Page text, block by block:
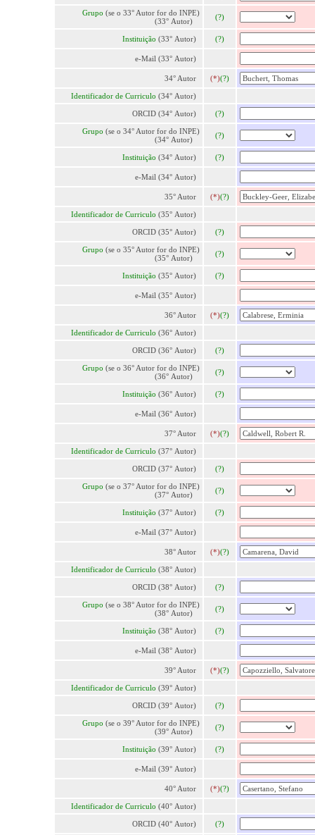
Grupo (se o 33° Autor for do INPE)
(33° Autor)
(?)
Instituição (33° Autor) (?)
e-Mail (33° Autor)
34° Autor (*)(?)
Identificador de Curriculo (34° Autor)
ORCID (34° Autor) (?)
Grupo (se o 34° Autor for do INPE)
(34° Autor)
(?)
Instituição (34° Autor) (?)
e-Mail (34° Autor)
35° Autor (*)(?)
Identificador de Curriculo (35° Autor)
ORCID (35° Autor) (?)
Grupo (se o 35° Autor for do INPE)
(35° Autor)
(?)
Instituição (35° Autor) (?)
e-Mail (35° Autor)
36° Autor (*)(?)
Identificador de Curriculo (36° Autor)
ORCID (36° Autor) (?)
Grupo (se o 36° Autor for do INPE)
(36° Autor)
(?)
Instituição (36° Autor) (?)
e-Mail (36° Autor)
37° Autor (*)(?)
Identificador de Curriculo (37° Autor)
ORCID (37° Autor) (?)
Grupo (se o 37° Autor for do INPE)
(37° Autor)
(?)
Instituição (37° Autor) (?)
e-Mail (37° Autor)
38° Autor (*)(?)
Identificador de Curriculo (38° Autor)
ORCID (38° Autor) (?)
Grupo (se o 38° Autor for do INPE)
(38° Autor)
(?)
Instituição (38° Autor) (?)
e-Mail (38° Autor)
39° Autor (*)(?)
Identificador de Curriculo (39° Autor)
ORCID (39° Autor) (?)
Grupo (se o 39° Autor for do INPE)
(39° Autor)
(?)
Instituição (39° Autor) (?)
e-Mail (39° Autor)
40° Autor (*)(?)
Identificador de Curriculo (40° Autor)
ORCID (40° Autor) (?)